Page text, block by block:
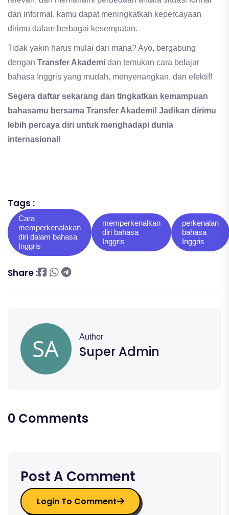
dan informal, kamu dapat meningkatkan kepercayaan
dirimu dalam berbagai kesempatan.
Tidak yakin harus mulai dari mana? Ayo, bergabung
dengan Transfer Akademi dan temukan cara belajar
bahasa Inggris yang mudah, menyenangkan, dan efektif!
Segera daftar sekarang dan tingkatkan kemampuan
bahasamu bersama Transfer Akademi! Jadikan dirimu
lebih percaya diri untuk menghadapi dunia
internasional!
Tags :
Cara
memperkenalakan
diri dalam bahasa
Inggris
memperkenalkan
diri bahasa
Inggris
perkenalan
bahasa
Inggris
Share :
Author
Super Admin
0 Comments
Post A Comment
Login To Comment